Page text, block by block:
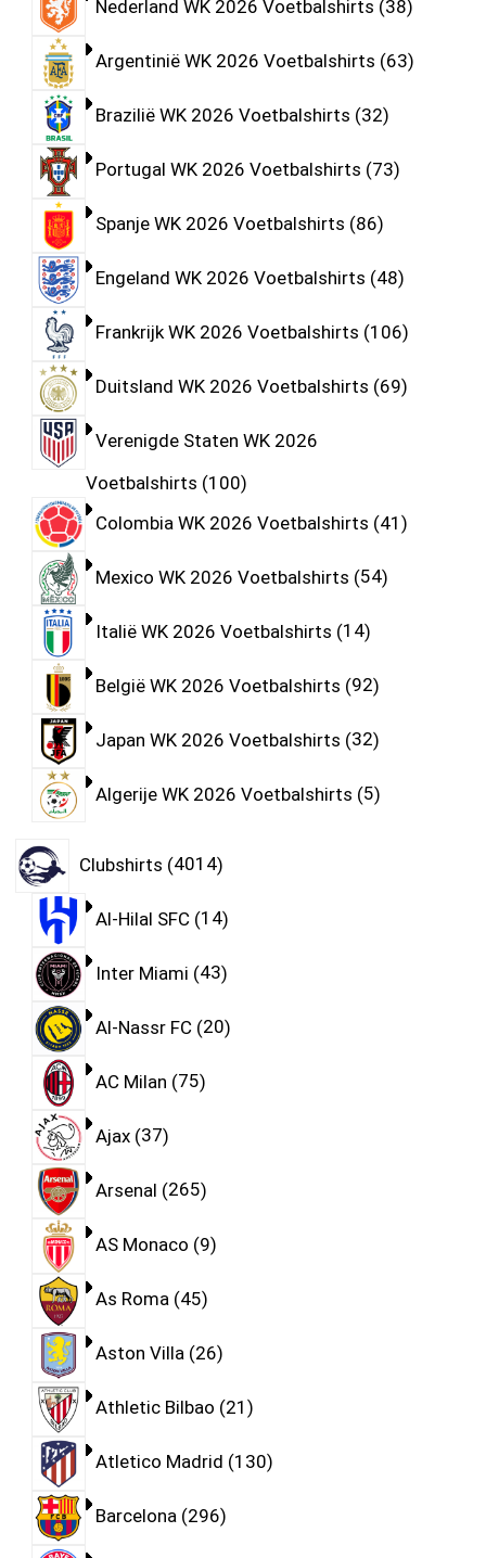
Nederland WK 2026 Voetbalshirts 38
Argentinië WK 2026 Voetbalshirts 63
Brazilië WK 2026 Voetbalshirts 32
Portugal WK 2026 Voetbalshirts 73
Spanje WK 2026 Voetbalshirts 86
Engeland WK 2026 Voetbalshirts 48
Frankrijk WK 2026 Voetbalshirts 106
Duitsland WK 2026 Voetbalshirts 69
Verenigde Staten WK 2026
Voetbalshirts 100
Colombia WK 2026 Voetbalshirts 41
Mexico WK 2026 Voetbalshirts 54
Italië WK 2026 Voetbalshirts 14
België WK 2026 Voetbalshirts 92
Japan WK 2026 Voetbalshirts 32
Algerije WK 2026 Voetbalshirts 5
Clubshirts 4014
Al-Hilal SFC 14
Inter Miami 43
Al-Nassr FC 20
AC Milan 75
Ajax 37
Arsenal 265
AS Monaco 9
As Roma 45
Aston Villa 26
Athletic Bilbao 21
Atletico Madrid 130
Barcelona 296